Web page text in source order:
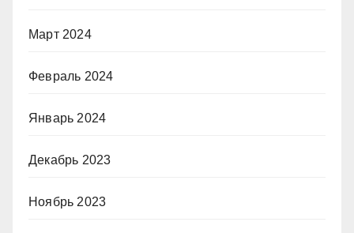
Март 2024
Февраль 2024
Январь 2024
Декабрь 2023
Ноябрь 2023